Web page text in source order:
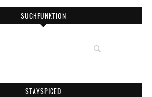
SUCHFUNKTION
STAYSPICED